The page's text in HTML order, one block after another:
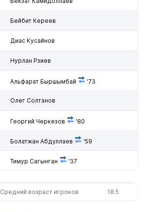
Бейбит Кереев
Диас Кусайнов
Нурлан Рзиев
Альфарат Быршымбай '73
Олег Солтанов
Георгий Черкезов '80
Болатжан Абдуллаев '59
Тимур Сагынган '37
Средний возраст игроков 18.5